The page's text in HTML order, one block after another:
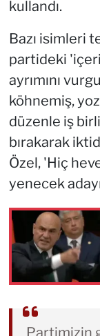
kullandı.
Bazı isimleri
partideki
ayrımını
köhnemiş,
düzenle iş
bırakarak
Özel, 'Hiç
yenecek
Partimizin